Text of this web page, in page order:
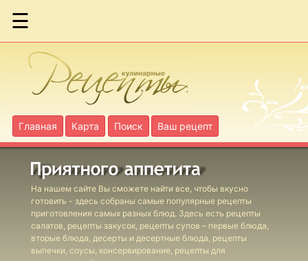
☰
Главная Карта Поиск Ваш рецепт
На нашем сайте Вы сможете найти все, чтобы вкусно
готовить - здесь собраны самые популярные рецепты
приготовления самых разных блюд. Здесь есть рецепты
салатов, рецепты закусок, рецепты супов – первые блюда,
вторые блюда, десерты и десертные блюда, рецепты
выпечки, соусы, консервирование, рецепты для
Феттучине с
грибами
Голубцы с
грибами
Голубцы с
пшеном
Грибы с
овощами